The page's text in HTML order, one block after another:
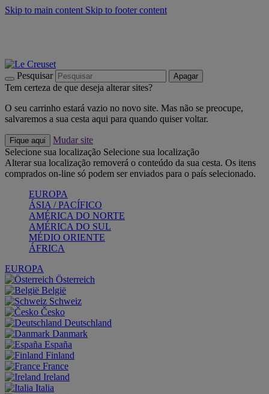
Skip to main content Skip to footer content
Pesquisar Apagar
Tem certeza de que deseja alterar sites?
O seu carrinho estará vazio no novo site. Mas não se preocupe,
salvaremos a sua cesta aqui para quando quiser voltar.
Fique aqui
Mudar site
Selecione sua localização Selecione sua localização
Alterar sua localização removerá o conteúdo da sua cesta. Os itens
comprados on-line só podem ser enviados para o país selecionado.
EUROPA
ÁSIA / PACÍFICO
AMÉRICA DO NORTE
AMÉRICA DO SUL
MÉDIO ORIENTE
ÁFRICA
EUROPA
Österreich
België
Schweiz
Česko
Deutschland
Danmark
España
Finland
France
Ireland
Italia